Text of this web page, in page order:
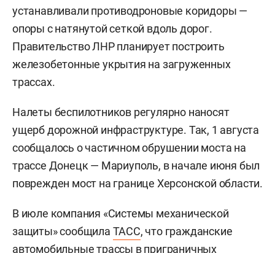
устанавливали противодроновые коридоры —
опоры с натянутой сеткой вдоль дорог.
Правительство ЛНР планирует построить
железобетонные укрытия на загруженных
трассах.
Налеты беспилотников регулярно наносят
ущерб дорожной инфраструктуре. Так, 1 августа
сообщалось о частичном обрушении моста на
трассе Донецк — Мариуполь, в начале июня был
поврежден мост на границе Херсонской области.
В июле компания «Системы механической
защиты» сообщила ТАСС, что гражданские
автомобильные трассы в приграничных